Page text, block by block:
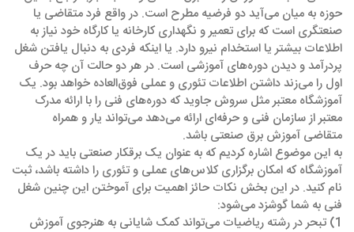
حوزه به میان می‌آید دو فرضیه مطرح است. در واقع فرد متقاضی یا
صنعتگری‌ است که برای تعمیر و نگهداری کارخانه یا کارگاه خود نیاز به
اطلاعات بیشتر یا استخدام نیرو دارد. یا اینکه فردی به دنبال یافتن شغل
پردرآمد و دیدن دوره‌های آموزشی است. در هر دو حالت آن چه حرف
اول را می‌زند داشتن اطلاعات تئوری و عملی فوق‌العاده خواهد بود. یک
آموزشگاه معتبر مثل سروش جاوید که دوره‌های فنی را با ارائه مدرک
معتبر از سازمان فنی و حرفه‌ای ارائه می‌دهد می‌تواند یار و همراه
متقاضی آموزش برق صنعتی باشد.
به این موضوع اشاره کردیم که به عنوان یک برقکار صنعتی باید در یک
آموزشگاه که امکان برگزاری کلاس‌های عملی و تئوری را داشته باشد، ثبت
نام کنید. در این بخش نکات حائز اهمیت برای آموختن این چنین شغل
فنی به شما گوشزد می‌شود:
1) تبحر در رشته ریاضیات می‌تواند کمک شایانی به هنرجوی آموزش